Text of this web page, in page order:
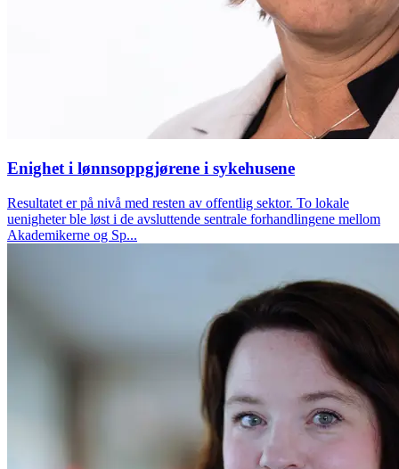
Enighet i lønnsoppgjørene i sykehusene
Resultatet er på nivå med resten av offentlig sektor. To lokale
uenigheter ble løst i de avsluttende sentrale forhandlingene mellom
Akademikerne og Sp...